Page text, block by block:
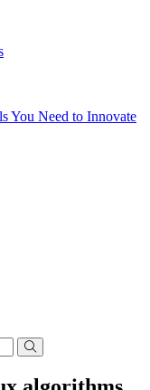
You Need to Innovate